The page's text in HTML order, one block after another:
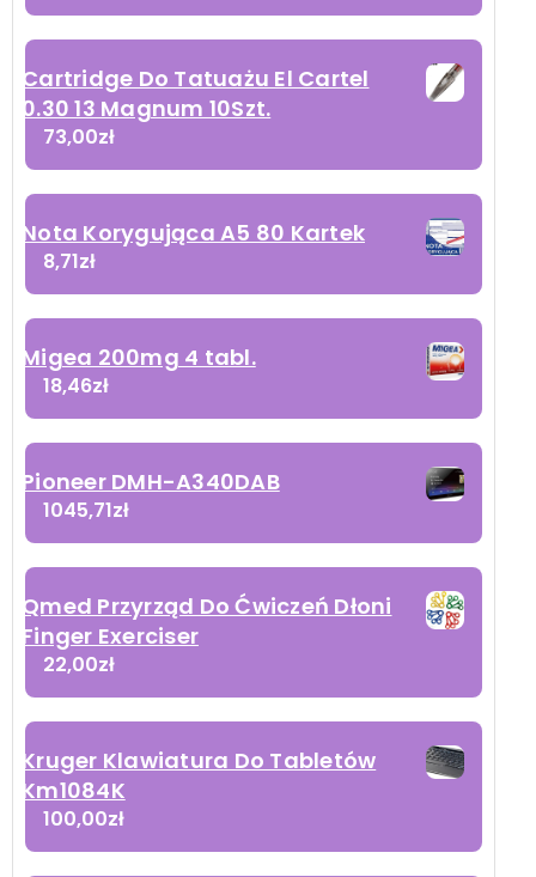
Cartridge Do Tatuażu El Cartel
0.30 13 Magnum 10Szt.
73,00zł
Nota Korygująca A5 80 Kartek
8,71zł
Migea 200mg 4 tabl.
18,46zł
Pioneer DMH-A340DAB
1045,71zł
Qmed Przyrząd Do Ćwiczeń Dłoni
Finger Exerciser
22,00zł
Kruger Klawiatura Do Tabletów
Km1084K
100,00zł